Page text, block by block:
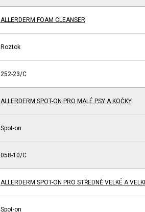
ALLERDERM FOAM CLEANSER
Roztok
252-23/C
ALLERDERM SPOT-ON PRO MALÉ PSY A KOČKY
Spot-on
058-10/C
ALLERDERM SPOT-ON PRO STŘEDNĚ VELKÉ A
Spot-on